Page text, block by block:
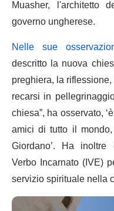
Muasher,
governo ungherese.
Nelle sue
descritto la nuova
preghiera, la
recarsi in
chiesa”, ha osservato,
amici di tutto il
Giordano’. Ha
Verbo Incarnato (IVE)
servizio spirituale nella